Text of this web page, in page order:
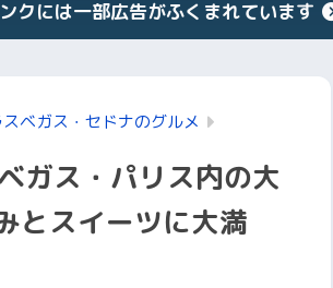
クには一部広告がふくまれています
スベガス・セドナのグルメ
ガス・パリス内の大
とスイーツに大満